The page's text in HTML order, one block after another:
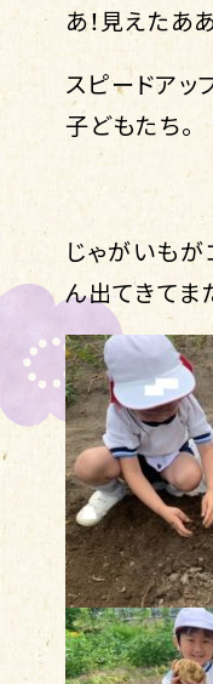
あ！見えたあ
スピードアッ
子どもたち。
じゃがいも
ん出てきてま